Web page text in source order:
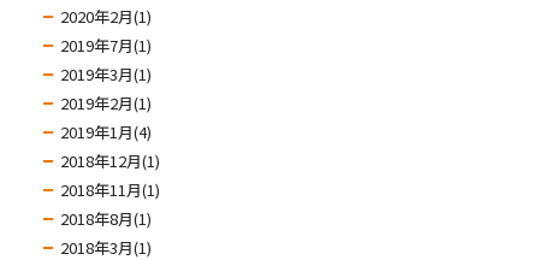
2020年2月(1)
2019年7月(1)
2019年3月(1)
2019年2月(1)
2019年1月(4)
2018年12月(1)
2018年11月(1)
2018年8月(1)
2018年3月(1)